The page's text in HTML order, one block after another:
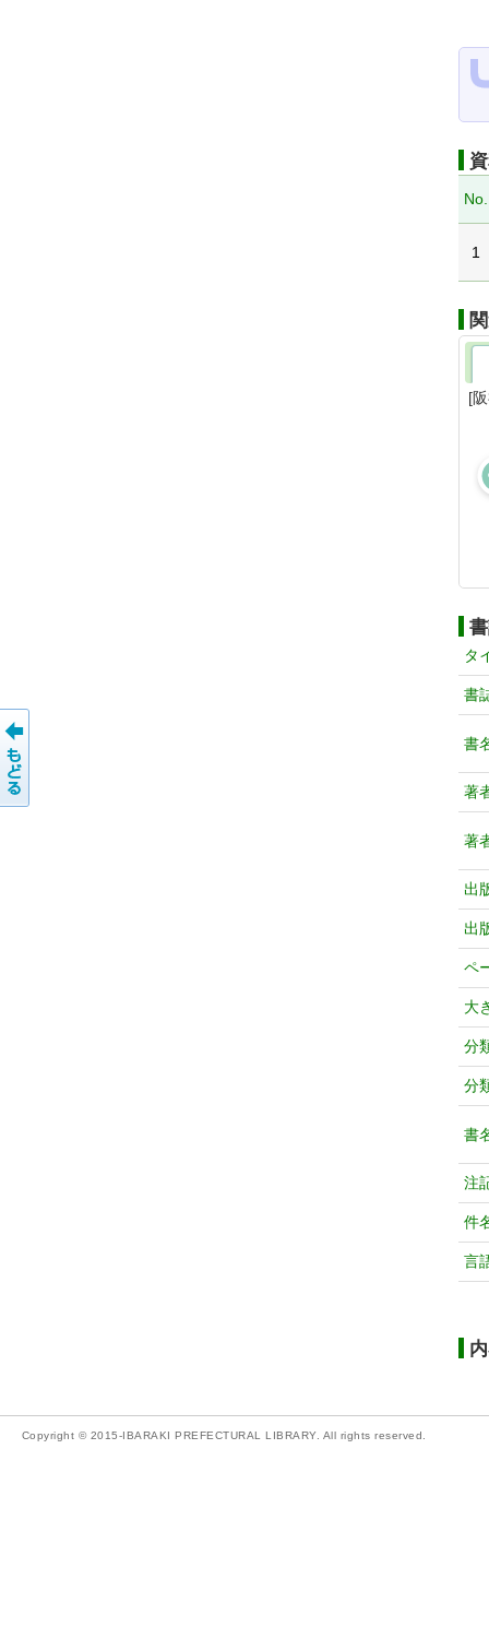
No.
1
[
タ
書
書
著
著
出
出
ペ
大
分
分
書
注
件
言
Copyright © 2015-IBARAKI PREFECTURAL LIBRARY. All rights reserved.